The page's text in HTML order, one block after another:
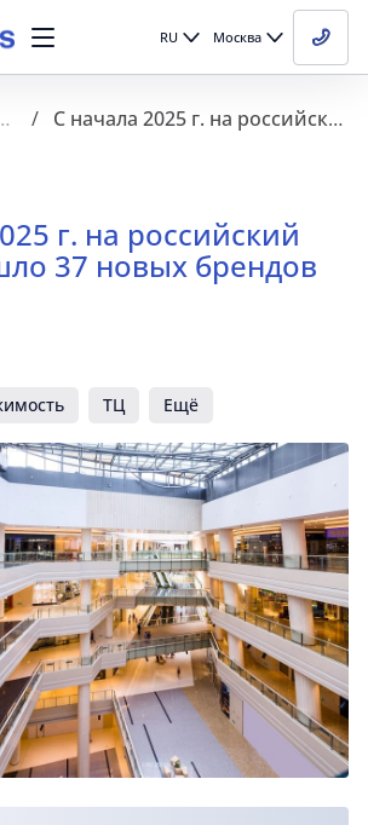
RU Москва
С начала 2025 г. на российский рынок вышло 37 новых брендов
г. на российский
37 новых брендов
ТЦ Ещё